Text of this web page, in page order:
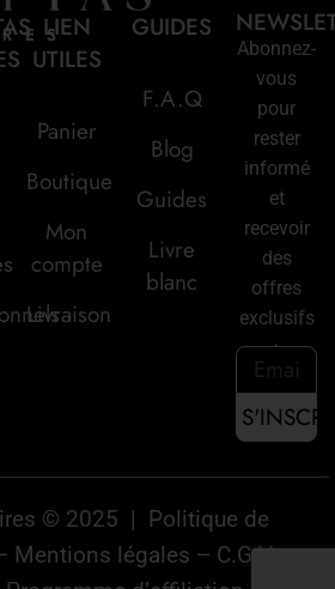
LIEN
UTILES
Panier
Boutique
Mon
compte
Livraison
GUIDES
F.A.Q
Blog
Guides
Livre
blanc
Abonnez-
vous
pour
rester
informé
et
recevoir
des
offres
exclusifs
:
© 2025 |
Politique de
Mentions légales – C.G.V–